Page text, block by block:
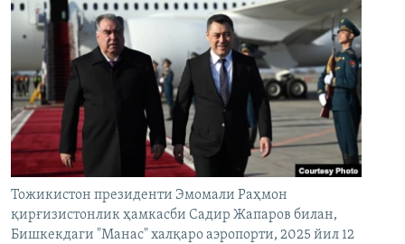
Тожикистон президенти Эмомали Раҳмон
қирғизистонлик ҳамкасби Садир Жапаров билан,
Бишкекдаги "Манас" халқаро аэропорти, 2025 йил 12